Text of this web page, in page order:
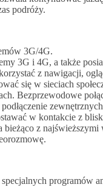
podróży.
3G/4G.
3G i 4G, a także
z nawigacji,
się w sieciach
Bezprzewodowe
w kontakcie z
bieżąco z najświeższymi
programów